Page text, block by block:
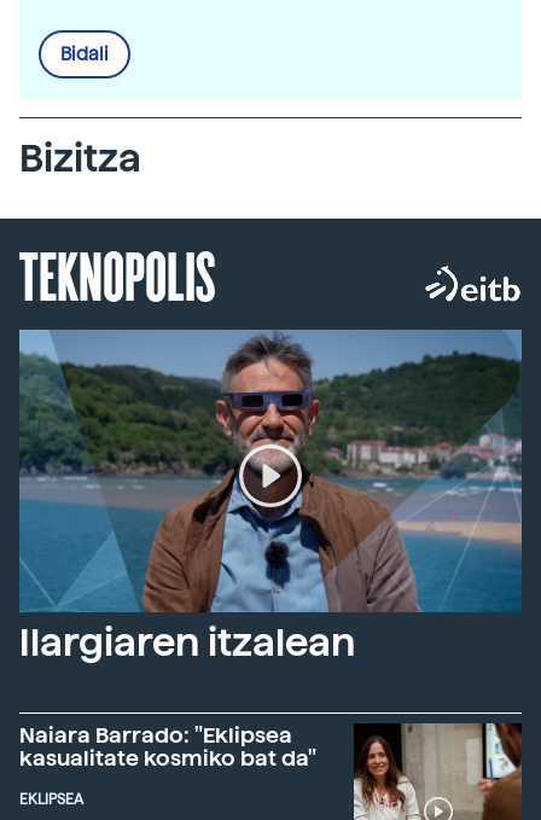
Bidali
Bizitza
TEKNOPOLIS
Ilargiaren itzalean
Naiara Barrado: "Eklipsea
kasualitate kosmiko bat da"
EKLIPSEA